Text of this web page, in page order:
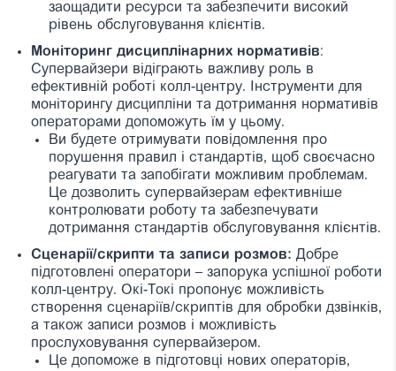
заощадити ресурси та забезпечити високий
рівень обслуговування клієнтів.
Моніторинг дисциплінарних нормативів:
Супервайзери відіграють важливу роль в
ефективній роботі колл-центру. Інструменти для
моніторингу дисципліни та дотримання нормативів
операторами допоможуть їм у цьому.
Ви будете отримувати повідомлення про
порушення правил і стандартів, щоб своєчасно
реагувати та запобігати можливим проблемам.
Це дозволить супервайзерам ефективніше
контролювати роботу та забезпечувати
дотримання стандартів обслуговування клієнтів.
Сценарії/скрипти та записи розмов: Добре
підготовлені оператори – запорука успішної роботи
колл-центру. Окі-Токі пропонує можливість
створення сценаріїв/скриптів для обробки дзвінків,
а також записи розмов і можливість
прослуховування супервайзером.
Це допоможе в підготовці нових операторів,